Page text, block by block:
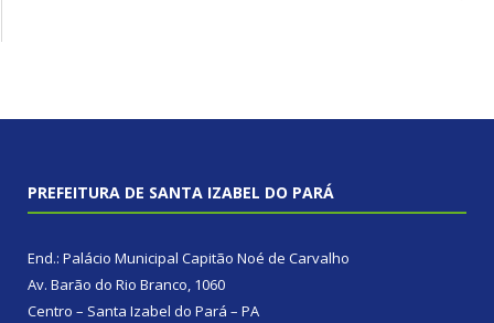
PREFEITURA DE SANTA IZABEL DO PARÁ
End.: Palácio Municipal Capitão Noé de Carvalho
Av. Barão do Rio Branco, 1060
Centro – Santa Izabel do Pará – PA